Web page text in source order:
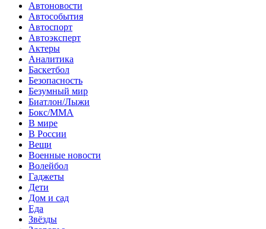
Автоновости
Автособытия
Автоспорт
Автоэксперт
Актеры
Аналитика
Баскетбол
Безопасность
Безумный мир
Биатлон/Лыжи
Бокс/MMA
В мире
В России
Вещи
Военные новости
Волейбол
Гаджеты
Дети
Дом и сад
Еда
Звёзды